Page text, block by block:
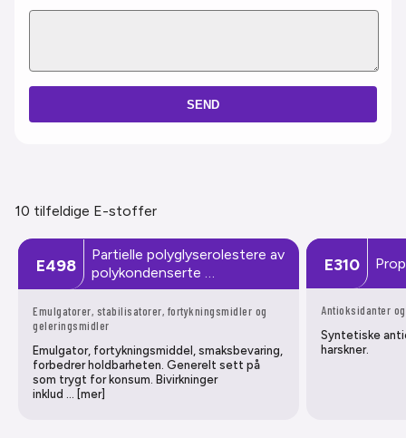
SEND
10 tilfeldige E-stoffer
E498
Partielle polyglyserolestere av
polykondenserte …
Emulgatorer, stabilisatorer, fortykningsmidler og
geleringsmidler
Emulgator, fortykningsmiddel, smaksbevaring,
forbedrer holdbarheten. Generelt sett på
som trygt for konsum. Bivirkninger
inklud … [mer]
E310
Antioksidanter
Syntetiske
harskner.